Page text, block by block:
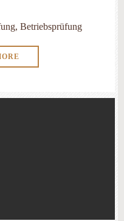
Betriebsprüfung